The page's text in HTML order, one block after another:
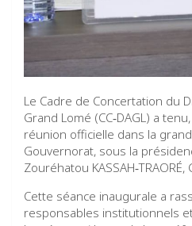
Le Cadre de Concertation du
Grand Lomé (CC‑DAGL) a
réunion officielle dans la
Gouvernorat, sous la
Zouréhatou
Cette séance inaugurale a
responsables institutionnels